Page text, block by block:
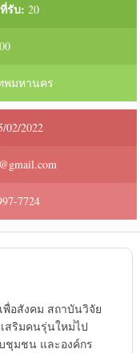
รับ: 20
พมหานคร
02/2022
7724
พื่อสังคม สถาบันวิจัย
สริมคนรุ่นใหม่่ไป
ชุมชน และองค์กร